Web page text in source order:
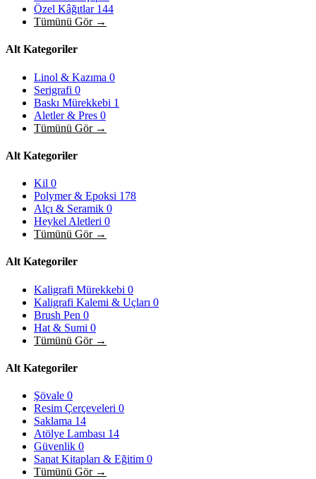
Özel Kâğıtlar 144
Tümünü Gör →
Alt Kategoriler
Linol & Kazıma 0
Serigrafi 0
Baskı Mürekkebi 1
Aletler & Pres 0
Tümünü Gör →
Alt Kategoriler
Kil 0
Polymer & Epoksi 178
Alçı & Seramik 0
Heykel Aletleri 0
Tümünü Gör →
Alt Kategoriler
Kaligrafi Mürekkebi 0
Kaligrafi Kalemi & Uçları 0
Brush Pen 0
Hat & Sumi 0
Tümünü Gör →
Alt Kategoriler
Şövale 0
Resim Çerçeveleri 0
Saklama 14
Atölye Lambası 14
Güvenlik 0
Sanat Kitapları & Eğitim 0
Tümünü Gör →